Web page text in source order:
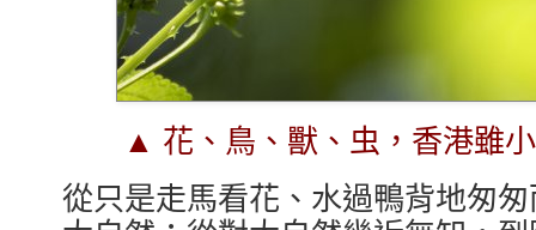
▲ 花、鳥、獸、虫，香港雖
從只是走馬看花、水過鴨背地匆